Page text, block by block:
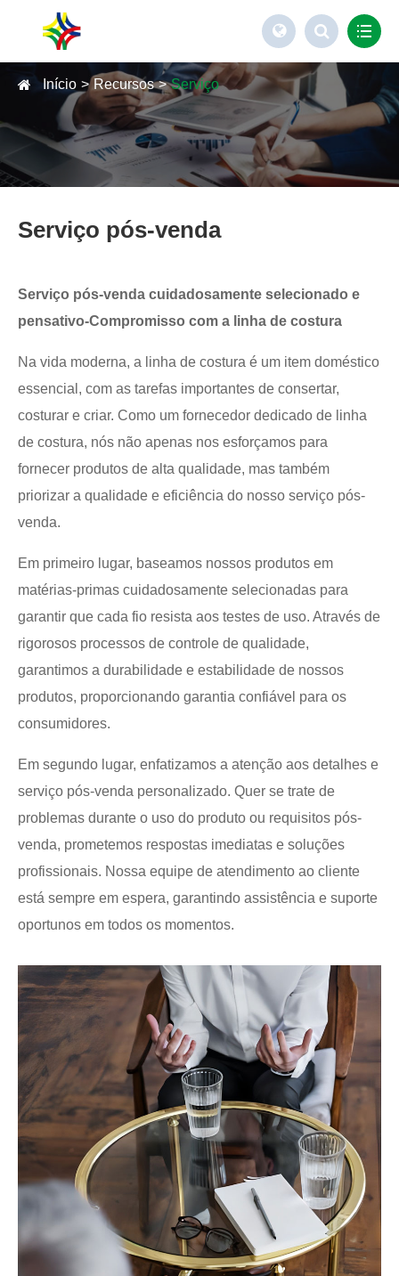
Início Recursos Serviço
Serviço pós-venda
Serviço pós-venda cuidadosamente selecionado e
pensativo-Compromisso com a linha de costura
Na vida moderna, a linha de costura é um item doméstico
essencial, com as tarefas importantes de consertar,
costurar e criar. Como um fornecedor dedicado de linha
de costura, nós não apenas nos esforçamos para
fornecer produtos de alta qualidade, mas também
priorizar a qualidade e eficiência do nosso serviço pós-
venda.
Em primeiro lugar, baseamos nossos produtos em
matérias-primas cuidadosamente selecionadas para
garantir que cada fio resista aos testes de uso. Através de
rigorosos processos de controle de qualidade,
garantimos a durabilidade e estabilidade de nossos
produtos, proporcionando garantia confiável para os
consumidores.
Em segundo lugar, enfatizamos a atenção aos detalhes e
serviço pós-venda personalizado. Quer se trate de
problemas durante o uso do produto ou requisitos pós-
venda, prometemos respostas imediatas e soluções
profissionais. Nossa equipe de atendimento ao cliente
está sempre em espera, garantindo assistência e suporte
oportunos em todos os momentos.